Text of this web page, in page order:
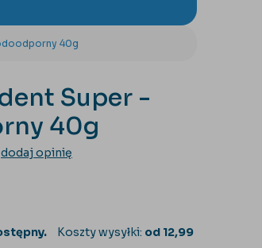
40g
Super -
40g
dodaj opinię
Koszty wysyłki: od 12,99